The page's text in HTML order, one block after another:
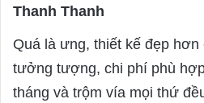
Thanh Thanh
a
y
s
Quá là ưng, thiết kế đẹp
tưởng tượng, chi phí phù
tháng và trộm vía mọi thứ